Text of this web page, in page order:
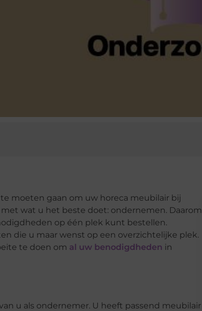
moeten gaan om uw horeca meubilair bij
wat u het beste doet: ondernemen. Daarom
op één plek kunt bestellen.
die u maar wenst op een overzichtelijke plek.
te doen om al uw benodigdheden in
u als ondernemer. U heeft passend meubilair